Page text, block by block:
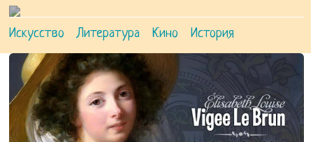
Искусство Литература Кино История